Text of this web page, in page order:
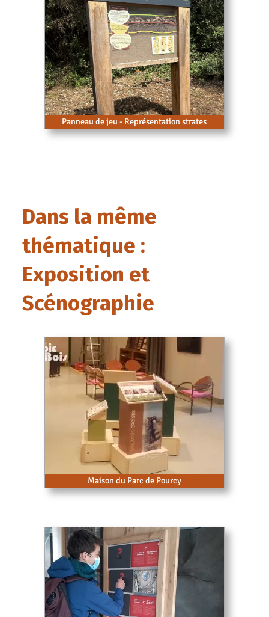
Panneau de jeu - Représentation strates
Dans la même
thématique :
Exposition et
Scénographie
Maison du Parc de Pourcy